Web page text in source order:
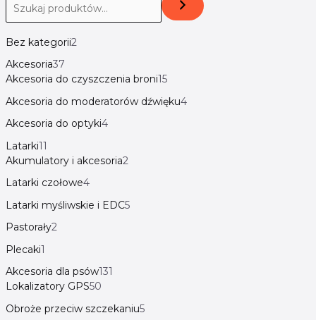
Bez kategorii2
Akcesoria37
Akcesoria do czyszczenia broni15
Akcesoria do moderatorów dźwięku4
Akcesoria do optyki4
Latarki11
Akumulatory i akcesoria2
Latarki czołowe4
Latarki myśliwskie i EDC5
Pastorały2
Plecaki1
Akcesoria dla psów131
Lokalizatory GPS50
Obroże przeciw szczekaniu5